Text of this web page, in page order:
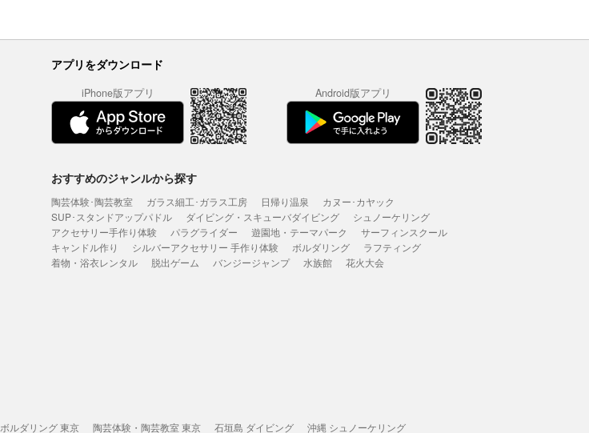
アプリをダウンロード
iPhone版アプリ Android版アプリ
おすすめのジャンルから探す
陶芸体験･陶芸教室 ガラス細工･ガラス工房 日帰り温泉
カヌー･カヤック
SUP･スタンドアップパドル
ダイビング・スキューバダイビング
シュノーケリング
アクセサリー手作り体験
パラグライダー 遊園地・テーマパーク
サーフィンスクール
キャンドル作り
シルバーアクセサリー 手作り体験 ボルダリング
ラフティング
着物・浴衣レンタル
脱出ゲーム バンジージャンプ 水族館 花火大会
ボルダリング 東京 陶芸体験・陶芸教室 東京 石垣島 ダイビング 沖縄 シュノーケリング